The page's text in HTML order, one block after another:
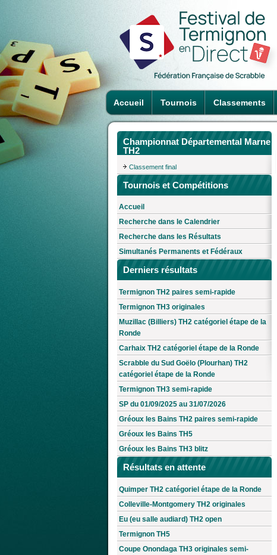
Accueil Tournois Classements
Championnat Départemental Marne
TH2
Classement final
Tournois et Compétitions
Accueil
Recherche dans le Calendrier
Recherche dans les Résultats
Simultanés Permanents et Fédéraux
Derniers résultats
Termignon TH2 paires semi-rapide
Termignon TH3 originales
Muzillac (Billiers) TH2 catégoriel étape de la
Ronde
Carhaix TH2 catégoriel étape de la Ronde
Scrabble du Sud Goëlo (Plourhan) TH2
catégoriel étape de la Ronde
Termignon TH3 semi-rapide
SP du 01/09/2025 au 31/07/2026
Gréoux les Bains TH2 paires semi-rapide
Gréoux les Bains TH5
Gréoux les Bains TH3 blitz
Résultats en attente
Quimper TH2 catégoriel étape de la Ronde
Colleville-Montgomery TH2 originales
Eu (eu salle audiard) TH2 open
Termignon TH5
Coupe Onondaga TH3 originales semi-